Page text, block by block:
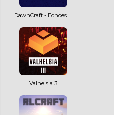
Valhelsia 3